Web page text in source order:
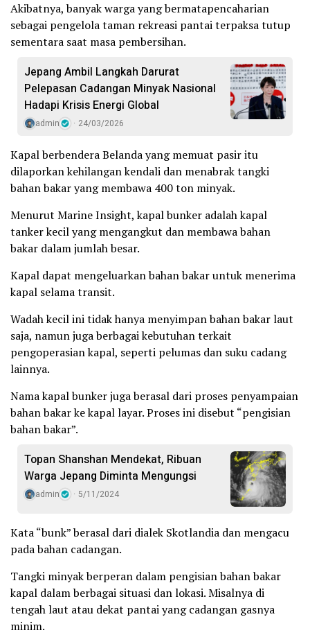
Akibatnya, banyak warga yang bermatapencaharian
sebagai pengelola taman rekreasi pantai terpaksa tutup
sementara saat masa pembersihan.
Jepang Ambil Langkah Darurat
Pelepasan Cadangan Minyak Nasional
Hadapi Krisis Energi Global
admin 24/03/2026
Kapal berbendera Belanda yang memuat pasir itu
dilaporkan kehilangan kendali dan menabrak tangki
bahan bakar yang membawa 400 ton minyak.
Menurut Marine Insight, kapal bunker adalah kapal
tanker kecil yang mengangkut dan membawa bahan
bakar dalam jumlah besar.
Kapal dapat mengeluarkan bahan bakar untuk menerima
kapal selama transit.
Wadah kecil ini tidak hanya menyimpan bahan bakar laut
saja, namun juga berbagai kebutuhan terkait
pengoperasian kapal, seperti pelumas dan suku cadang
lainnya.
Nama kapal bunker juga berasal dari proses penyampaian
bahan bakar ke kapal layar. Proses ini disebut “pengisian
bahan bakar”.
Topan Shanshan Mendekat, Ribuan
Warga Jepang Diminta Mengungsi
admin 5/11/2024
Kata “bunk” berasal dari dialek Skotlandia dan mengacu
pada bahan cadangan.
Tangki minyak berperan dalam pengisian bahan bakar
kapal dalam berbagai situasi dan lokasi. Misalnya di
tengah laut atau dekat pantai yang cadangan gasnya
minim.